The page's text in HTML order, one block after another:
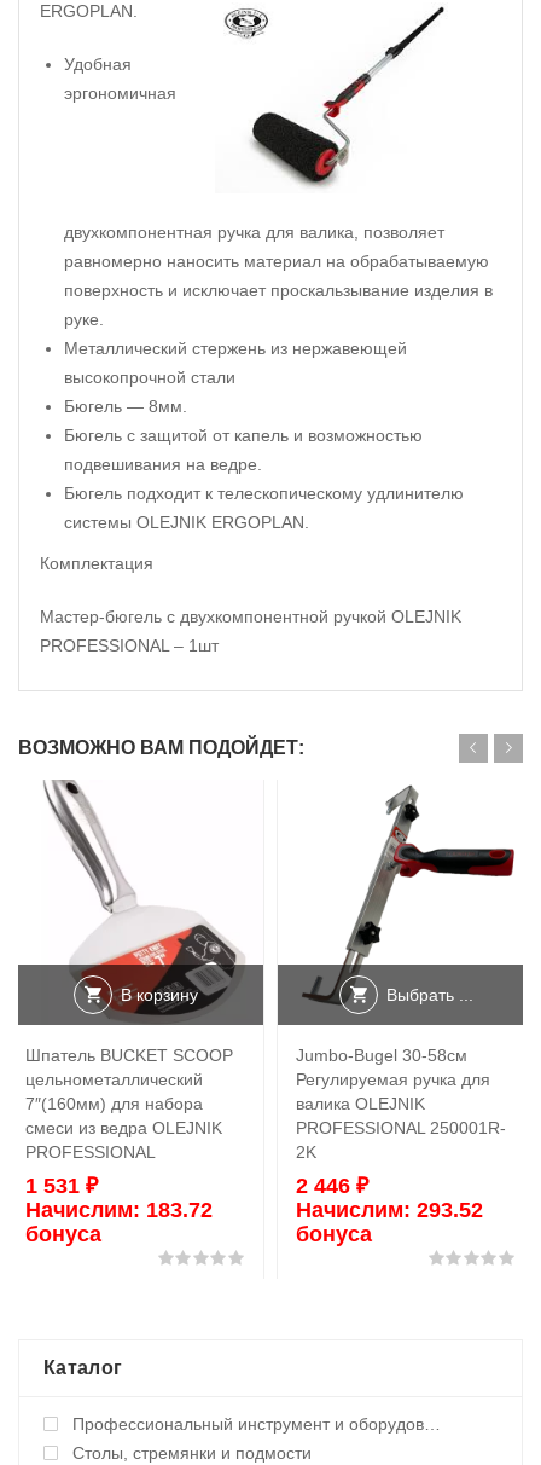
ERGOPLAN.
Удобная
эргономичная
двухкомпонентная ручка для валика, позволяет
равномерно наносить материал на обрабатываемую
поверхность и исключает проскальзывание изделия в
руке.
Металлический стержень из нержавеющей
высокопрочной стали
Бюгель — 8мм.
Бюгель с защитой от капель и возможностью
подвешивания на ведре.
Бюгель подходит к телескопическому удлинителю
системы OLEJNIK ERGOPLAN.
Комплектация
Мастер-бюгель с двухкомпонентной ручкой OLEJNIK
PROFESSIONAL – 1шт
ВОЗМОЖНО ВАМ ПОДОЙДЕТ:
В корзину
Шпатель BUCKET SCOOP
цельнометаллический
7″(160мм) для набора
смеси из ведра OLEJNIK
PROFESSIONAL
1 531 ₽
Начислим: 183.72
бонуса
Выбрать ...
Jumbo-Bugel 30-58см
Регулируемая ручка для
валика OLEJNIK
PROFESSIONAL 250001R-
2K
2 446 ₽
Начислим: 293.52
бонуса
Каталог
Профессиональный инструмент и оборудование
Столы, стремянки и подмости